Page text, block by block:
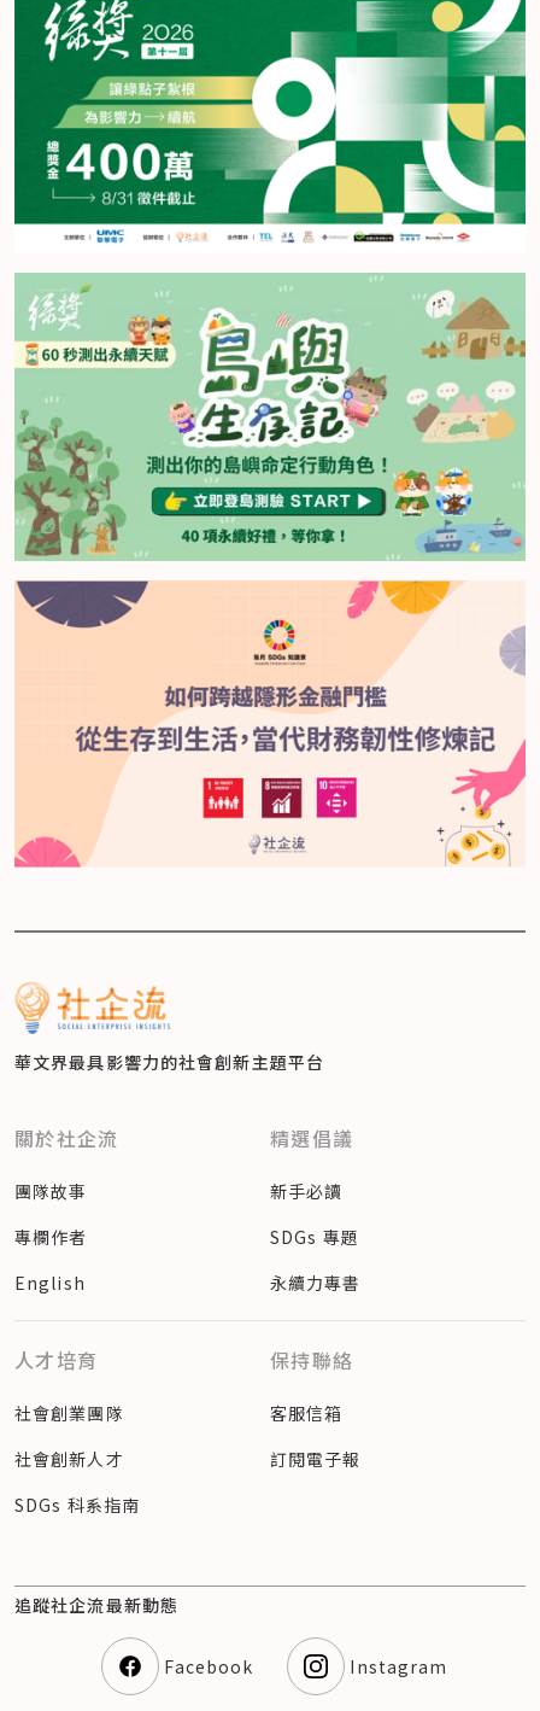
華文界最具影響力的社會創新主題平台
關於社企流
團隊故事
專欄作者
English
精選倡議
新手必讀
SDGs 專題
永續力專書
人才培育
社會創業團隊
社會創新人才
SDGs 科系指南
保持聯絡
客服信箱
訂閱電子報
追蹤社企流最新動態
Facebook Instagram